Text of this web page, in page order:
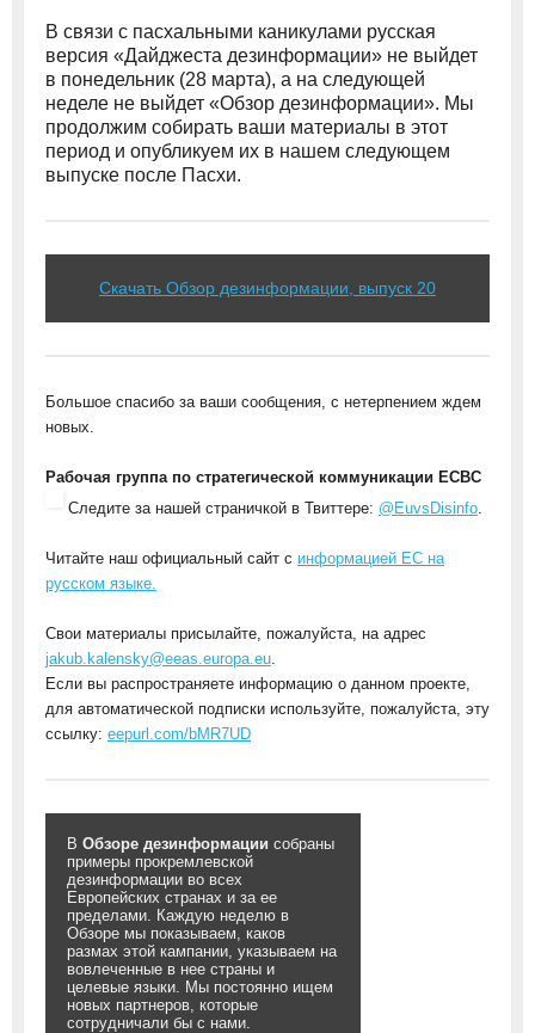
В связи с пасхальными каникулами русская
версия «Дайджеста дезинформации» не выйдет
в понедельник (28 марта), а на следующей
неделе не выйдет «Обзор дезинформации». Мы
продолжим собирать ваши материалы в этот
период и опубликуем их в нашем следующем
выпуске после Пасхи.
Скачать Обзор дезинформации, выпуск 20
Большое спасибо за ваши сообщения, с нетерпением ждем
новых.
Рабочая группа по стратегической коммуникации ЕСВС
Следите за нашей страничкой в Твиттере: @EuvsDisinfo
Читайте наш официальный сайт с информацией ЕС на
русском языке.
Свои материалы присылайте, пожалуйста, на адрес
jakub.kalensky@eeas.europa.eu
Если вы распространяете информацию о данном проекте,
для автоматической подписки используйте, пожалуйста, эту
ссылку: eepurl.com/bMR7UD
В Обзоре дезинформации собраны
примеры прокремлевской
дезинформации во всех
Европейских странах и за ее
пределами. Каждую неделю в
Обзоре мы показываем, каков
размах этой кампании, указываем на
вовлеченные в нее страны и
целевые языки. Мы постоянно ищем
новых партнеров, которые
сотрудничали бы с нами.